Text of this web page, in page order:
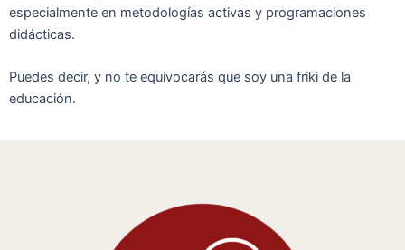
especialmente en metodologías activas y programaciones
didácticas.
Puedes decir, y no te equivocarás que soy una friki de la
educación.